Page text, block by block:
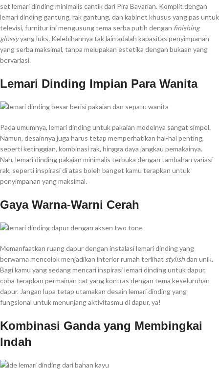
set lemari dinding minimalis cantik dari Pira Bavarian. Komplit dengan
lemari dinding gantung, rak gantung, dan kabinet khusus yang pas untuk
televisi, furnitur ini mengusung tema serba putih dengan finishing
glossyyang luks. Kelebihannya tak lain adalah kapasitas penyimpanan
yang serba maksimal, tanpa melupakan estetika dengan bukaan yang
bervariasi.
Lemari Dinding Impian Para Wanita
Pada umumnya, lemari dinding untuk pakaian modelnya sangat simpel.
Namun, desainnya juga harus tetap memperhatikan hal-hal penting,
seperti ketinggian, kombinasi rak, hingga daya jangkau pemakainya.
Nah, lemari dinding pakaian minimalis terbuka dengan tambahan variasi
rak, seperti inspirasi di atas boleh banget kamu terapkan untuk
penyimpanan yang maksimal.
Gaya Warna-Warni Cerah
Memanfaatkan ruang dapur dengan instalasi lemari dinding yang
berwarna mencolok menjadikan interior rumah terlihat stylishdan unik.
Bagi kamu yang sedang mencari inspirasi lemari dinding untuk dapur,
coba terapkan permainan cat yang kontras dengan tema keseluruhan
dapur. Jangan lupa tetap utamakan desain lemari dinding yang
fungsional untuk menunjang aktivitasmu di dapur, ya!
Kombinasi Ganda yang Membingkai
Indah